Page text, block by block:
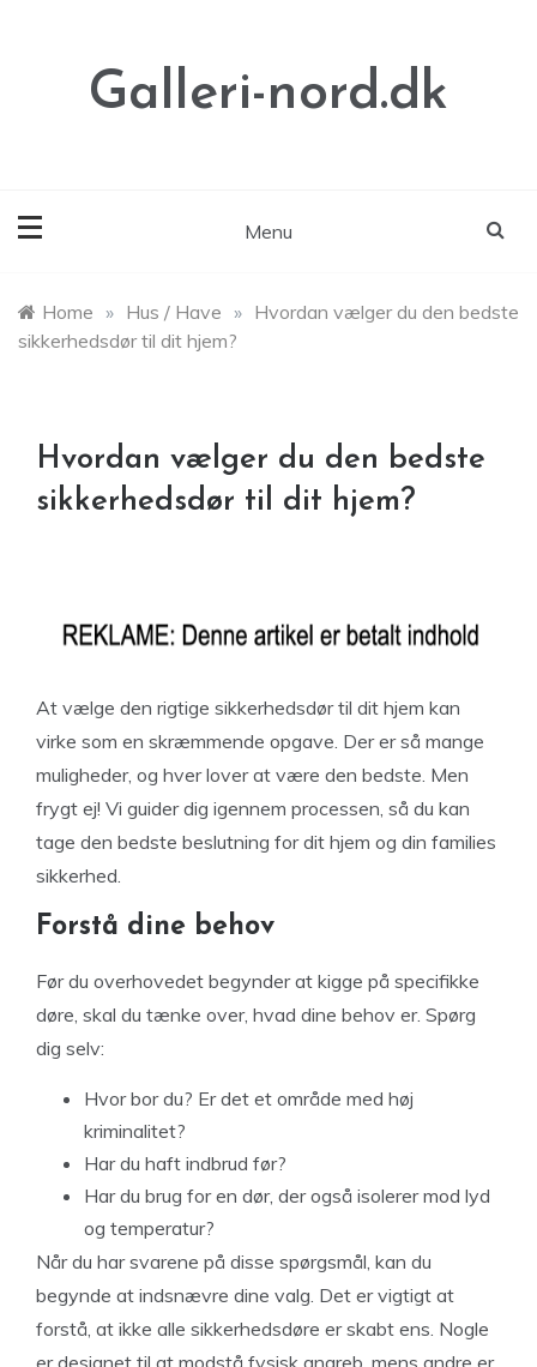
Galleri-nord.dk
Menu
Home » Hus / Have » Hvordan vælger du den bedste
sikkerhedsdør til dit hjem?
Hvordan vælger du den bedste
sikkerhedsdør til dit hjem?
At vælge den rigtige sikkerhedsdør til dit hjem kan
virke som en skræmmende opgave. Der er så mange
muligheder, og hver lover at være den bedste. Men
frygt ej! Vi guider dig igennem processen, så du kan
tage den bedste beslutning for dit hjem og din families
sikkerhed.
Forstå dine behov
Før du overhovedet begynder at kigge på specifikke
døre, skal du tænke over, hvad dine behov er. Spørg
dig selv:
Hvor bor du? Er det et område med høj
kriminalitet?
Har du haft indbrud før?
Har du brug for en dør, der også isolerer mod lyd
og temperatur?
Når du har svarene på disse spørgsmål, kan du
begynde at indsnævre dine valg. Det er vigtigt at
forstå, at ikke alle sikkerhedsdøre er skabt ens. Nogle
er designet til at modstå fysisk angreb, mens andre er